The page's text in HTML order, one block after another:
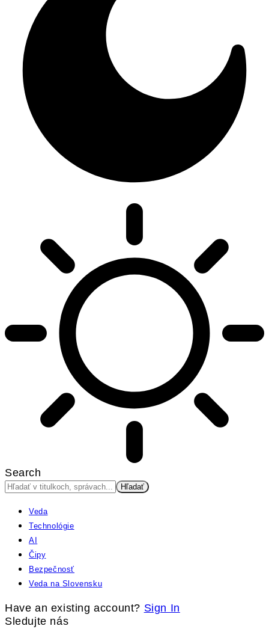
Search
Veda
Technológie
AI
Čipy
Bezpečnosť
Veda na Slovensku
Have an existing account? Sign In
Sledujte nás